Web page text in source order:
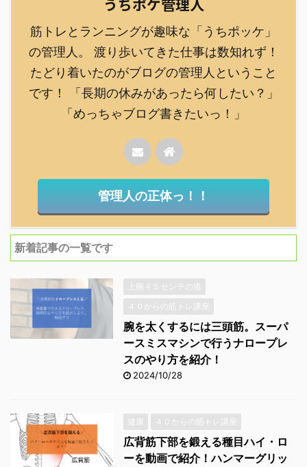
うちポケ管理人
筋トレとランニングが趣味な「うちポッケ」
の管理人。 渡り歩いてきた仕事は数知れず！
たどり着いたのがブログの管理人ということ
です！ 「長期の休みがあったら何したい？」
「めっちゃブログ書きたいっ！」
管理人の正体っ！！
新着記事の一覧です
上腕４５センチの道
４０からの筋トレ講座
腕を太くするには三頭筋。スーパ
ースミスマシンで行うナロープレ
スのやり方を紹介！
2024/10/28
健康 ４０からの筋トレ講座
広背筋下部を鍛える種目ハイ・ロ
ーを動画で紹介！ハンマーグリッ